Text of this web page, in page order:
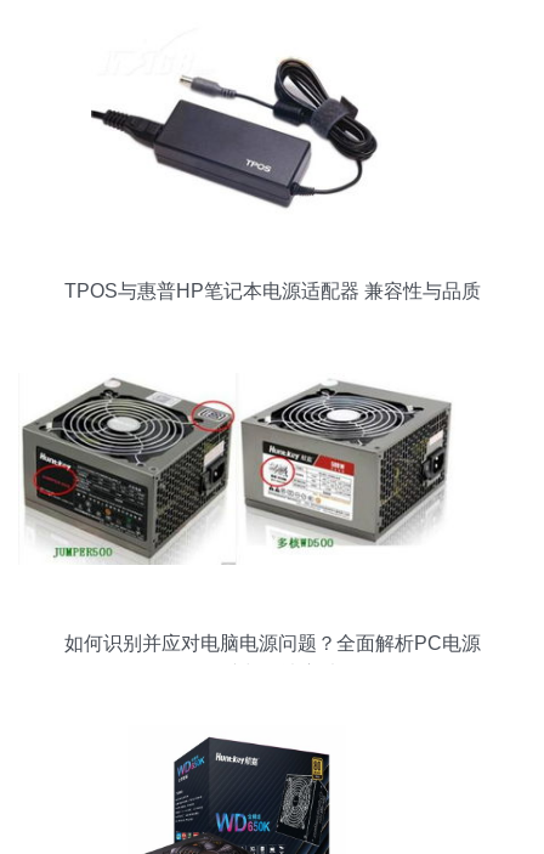
TPOS与惠普HP笔记本电源适配器 兼容性与品质
如何识别并应对电脑电源问题？全面解析PC电源